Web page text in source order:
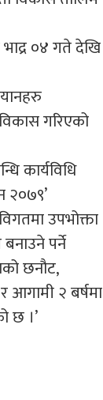
०४ गते देखि
गरिएको
कार्यविधि
२०७९’
उपभोक्ता
पर्ने
छनौट,
आगामी २ बर्षमा
छ ।’